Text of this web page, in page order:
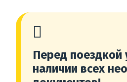
Перед поездкой
наличии всех